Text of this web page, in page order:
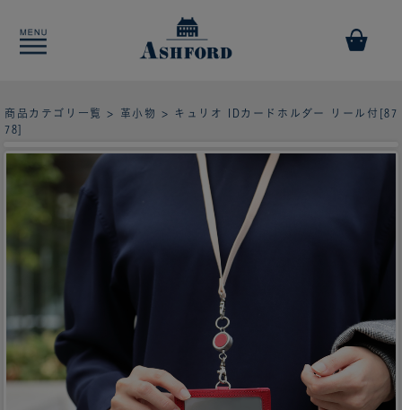
商品カテゴリ一覧 > 革小物
> キュリオ IDカードホルダー リール付[87
78]